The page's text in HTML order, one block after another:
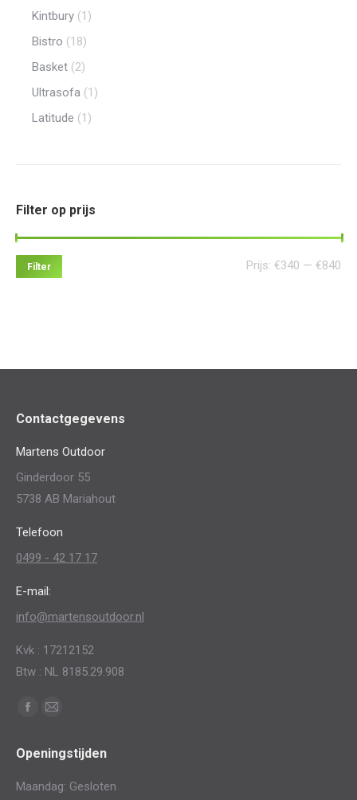
Kintbury (1)
Bistro (18)
Basket (2)
Ultrasofa (1)
Latitude (1)
Filter op prijs
Filter Prijs: €340 — €840
Contactgegevens
Martens Outdoor
Ginderdoor 55
5738 AB Mariahout
Telefoon
0499 - 42 17 17
E-mail:
info@martensoutdoor.nl
Kvk : 17212152
Btw : NL 8185.29.908
Vind ons op:
Facebook
opens
Mail
opens
Openingstijden
Maandag: Gesloten